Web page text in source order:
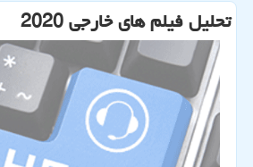
تحلیل فیلم های خارجی 2020